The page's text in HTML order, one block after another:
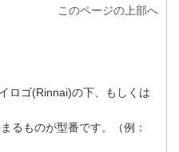
このページの上部へ
ロゴ(Rinnai)の下、もしくは
るものが型番です。（例：